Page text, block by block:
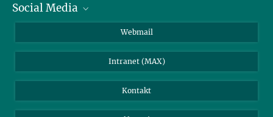
IMPRS Graduiertenschule
Social Media
Webmail
Intranet (MAX)
Kontakt